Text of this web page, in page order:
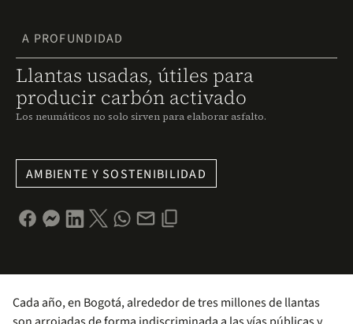
A PROFUNDIDAD
Llantas usadas, útiles para
producir carbón activado
Los neumáticos no solo sirven para elaborar asfalto.
AMBIENTE Y SOSTENIBILIDAD
Cada año, en Bogotá, alrededor de tres millones de llantas